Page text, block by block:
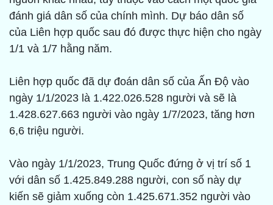
đánh giá dân số của chính mình. Dự báo dân số
của Liên hợp quốc sau đó được thực hiện cho ngày
1/1 và 1/7 hằng năm.
Liên hợp quốc đã dự đoán dân số của Ấn Độ vào
ngày 1/1/2023 là 1.422.026.528 người và sẽ là
1.428.627.663 người vào ngày 1/7/2023, tăng hơn
6,6 triệu người.
Vào ngày 1/1/2023, Trung Quốc đứng ở vị trí số 1
với dân số 1.425.849.288 người, con số này dự
kiến sẽ giảm xuống còn 1.425.671.352 người vào